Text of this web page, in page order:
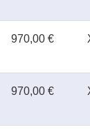
970,00 €
970,00 €